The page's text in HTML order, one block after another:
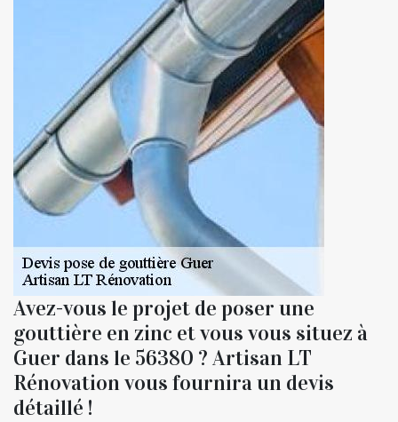
Avez-vous le projet de poser une
gouttière en zinc et vous vous situez à
Guer dans le 56380 ? Artisan LT
Rénovation vous fournira un devis
détaillé !